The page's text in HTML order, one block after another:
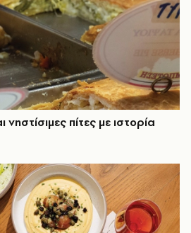
πίτες με ιστορία